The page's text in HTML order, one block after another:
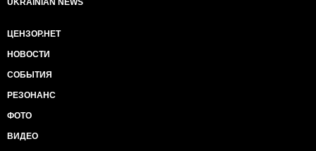
UKRAINIAN NEWS
ЦЕНЗОР.НЕТ
НОВОСТИ
СОБЫТИЯ
РЕЗОНАНС
ФОТО
ВИДЕО